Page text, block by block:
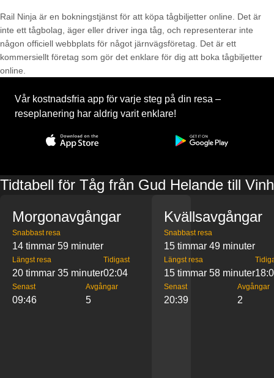
Rail Ninja är en bokningstjänst för att köpa tågbiljetter online. Det är
inte ett tågbolag, äger eller driver inga tåg, och representerar inte
någon officiell webbplats för något järnvägsföretag. Det är ett
kommersiellt företag som gör det enklare för dig att boka tågbiljetter
online.
Vår kostnadsfria app för varje steg på din resa –
reseplanering har aldrig varit enklare!
Tidtabell för Tåg från Gud Helande till Vinh
Morgonavgångar
Snabbast resa
14 timmar 59 minuter
Längst resa
20 timmar 35 minuter
Tidigast
02:04
Senast
09:46
Avgångar
5
Kvällsavgångar
Snabbast resa
15 timmar 49 minuter
Längst resa
15 timmar 58 minuter
Senast
20:39
Avgångar
2